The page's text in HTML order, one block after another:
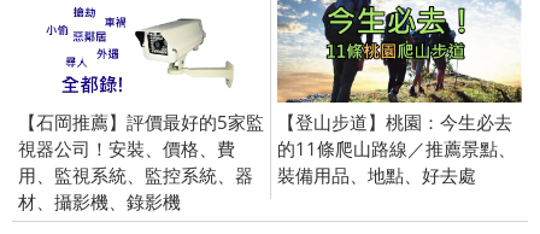
【石岡推薦】評價最好的5家監
視器公司！安裝、價格、費
用、監視系統、監控系統、器
材、攝影機、錄影機
【登山步道】桃園：今生必去
的11條爬山路線／推薦景點、
裝備用品、地點、好去處